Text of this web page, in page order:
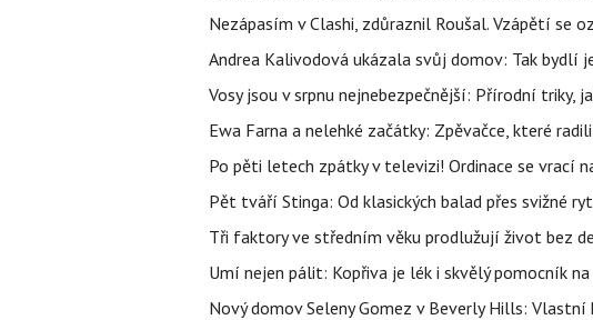
Nezápasím v Clashi, zdůraznil Roušal. Vzápětí se
Andrea Kalivodová ukázala svůj domov: Tak bydlí
Vosy jsou v srpnu nejnebezpečnější: Přírodní triky,
Ewa Farna a nelehké začátky: Zpěvačce, které
Po pěti letech zpátky v televizi! Ordinace se vrací
Pět tváří Stinga: Od klasických balad přes svižné
Tři faktory ve středním věku prodlužují život bez
Umí nejen pálit: Kopřiva je lék i skvělý pomocník
Nový domov Seleny Gomez v Beverly Hills: Vlastní